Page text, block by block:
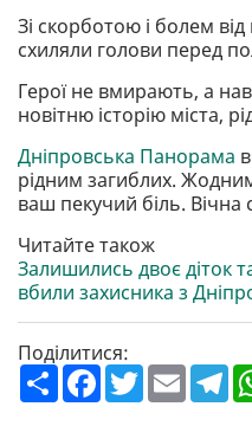
Зі скорботою і болем
схиляли голови перед
Герої не вмирають, а
новітню історію міста,
Дніпровська Панорама
рідним загиблих.
ваш пекучий біль.
Читайте також
Залишились двоє діток
вбили захисника з
Поділитися:
П
о
ш
F
a
c
T
w
E
m
a
T
e